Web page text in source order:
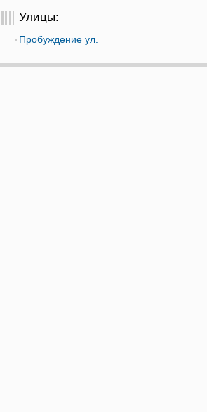
Улицы:
Пробуждение ул.